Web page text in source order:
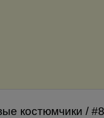
костюмчики /